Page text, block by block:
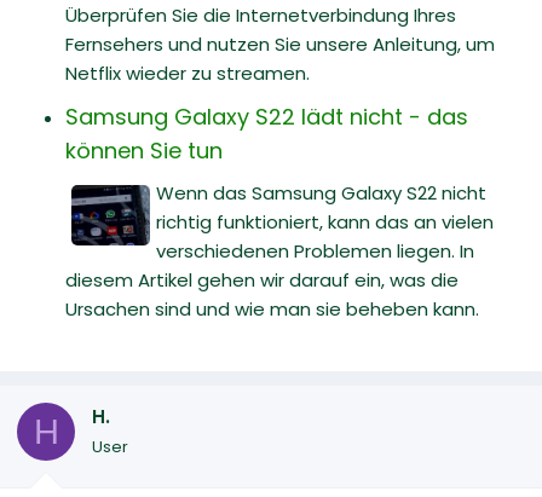
Überprüfen Sie die Internetverbindung Ihres
Fernsehers und nutzen Sie unsere Anleitung, um
Netflix wieder zu streamen.
Samsung Galaxy S22 lädt nicht - das
können Sie tun
Wenn das Samsung Galaxy S22 nicht
richtig funktioniert, kann das an vielen
verschiedenen Problemen liegen. In
diesem Artikel gehen wir darauf ein, was die
Ursachen sind und wie man sie beheben kann.
H H.
User